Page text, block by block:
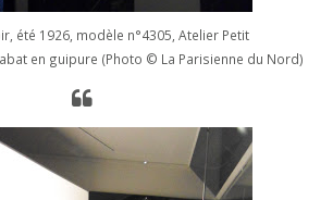
été 1926, modèle n°4305, Atelier Petit
en guipure (Photo © La Parisienne du Nord)